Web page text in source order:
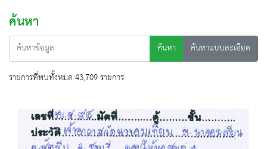
ค้นหา
ค้นหา
ค้นหาแบบละเอียด
รายการที่พบทั้งหมด 43,709 รายการ